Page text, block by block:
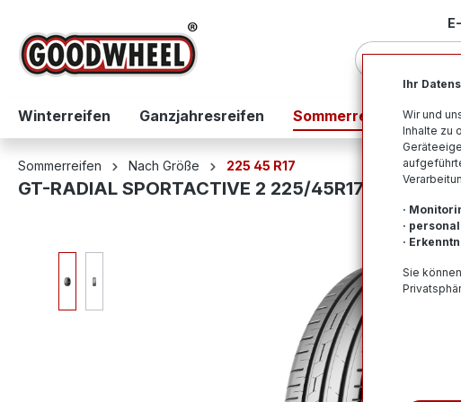
Zur Hauptnavigation springen
Winterreifen Ganzjahresreifen Sommerreifen
Sommerreifen Nach Größe 225 45 R17
GT-RADIAL SPORTACTIVE 2 225/45R17 94Y XL
Ihr
Wir und
Inhalte zu
·
·
·
Sie